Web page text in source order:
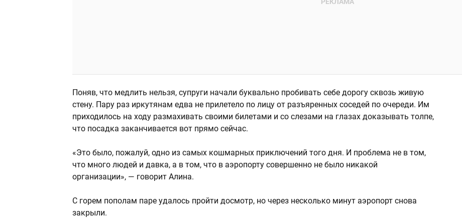
Поняв, что медлить нельзя, супруги начали буквально пробивать себе дорогу сквозь живую
стену. Пару раз иркутянам едва не прилетело по лицу от разъяренных соседей по очереди. Им
приходилось на ходу размахивать своими билетами и со слезами на глазах доказывать толпе,
что посадка заканчивается вот прямо сейчас.
«Это было, пожалуй, одно из самых кошмарных приключений того дня. И проблема не в том,
что много людей и давка, а в том, что в аэропорту совершенно не было никакой
организации», — говорит Алина.
С горем пополам паре удалось пройти досмотр, но через несколько минут аэропорт снова
закрыли.